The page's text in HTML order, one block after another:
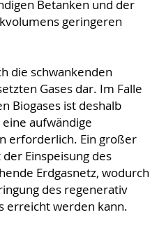
Betanken und der
geringeren
die schwankenden
Gases dar. Im Falle
Biogases ist deshalb
aufwändige
erforderlich. Ein großer
Einspeisung des
Erdgasnetz, wodurch
des regenerativ
erreicht werden kann.